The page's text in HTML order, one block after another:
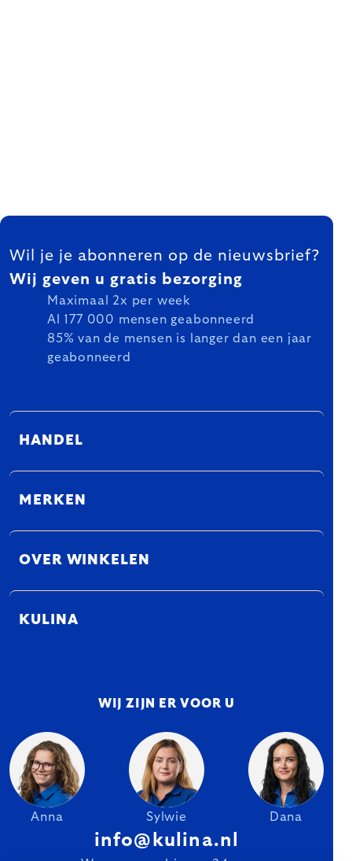
FOOTER
Wil je je abonneren op de nieuwsbrief?
Wij geven u gratis bezorging
Maximaal 2x per week
Al 177 000 mensen geabonneerd
85% van de mensen is langer dan een jaar
geabonneerd
HANDEL
MERKEN
OVER WINKELEN
KULINA
WIJ ZIJN ER VOOR U
Anna Sylwie Dana
info@kulina.nl